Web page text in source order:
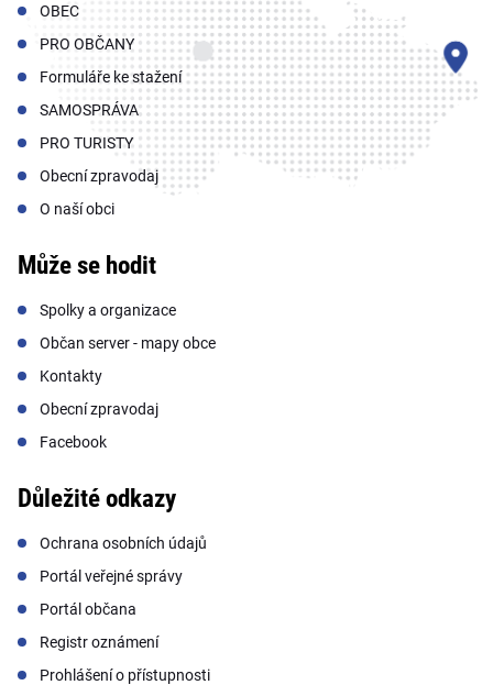
OBEC
PRO OBČANY
Formuláře ke stažení
SAMOSPRÁVA
PRO TURISTY
Obecní zpravodaj
O naší obci
Může se hodit
Spolky a organizace
Občan server - mapy obce
Kontakty
Obecní zpravodaj
Facebook
Důležité odkazy
Ochrana osobních údajů
Portál veřejné správy
Portál občana
Registr oznámení
Prohlášení o přístupnosti